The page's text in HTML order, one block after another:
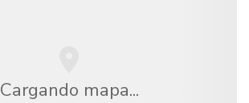
Cargando mapa...